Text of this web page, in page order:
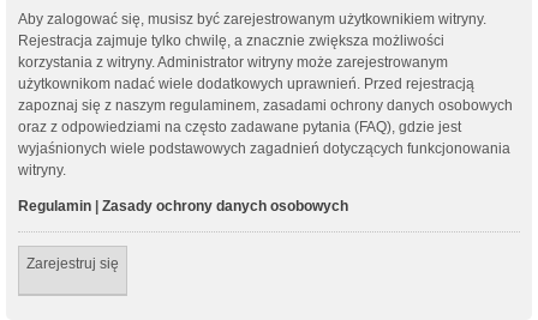
Aby zalogować się, musisz być zarejestrowanym użytkownikiem witryny.
Rejestracja zajmuje tylko chwilę, a znacznie zwiększa możliwości
korzystania z witryny. Administrator witryny może zarejestrowanym
użytkownikom nadać wiele dodatkowych uprawnień. Przed rejestracją
zapoznaj się z naszym regulaminem, zasadami ochrony danych osobowych
oraz z odpowiedziami na często zadawane pytania (FAQ), gdzie jest
wyjaśnionych wiele podstawowych zagadnień dotyczących funkcjonowania
witryny.
Regulamin | Zasady ochrony danych osobowych
Zarejestruj się